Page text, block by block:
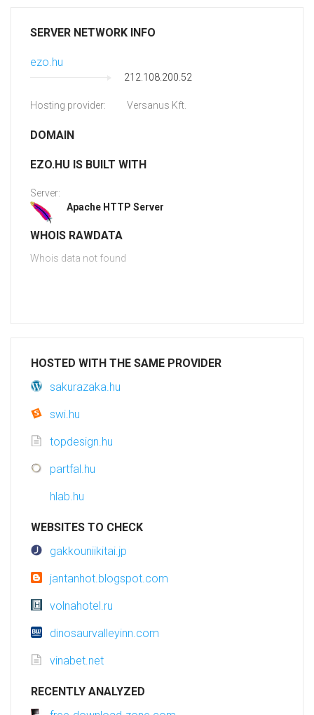
SERVER NETWORK INFO
ezo.hu
212.108.200.52
Hosting provider: Versanus Kft.
DOMAIN
EZO.HU IS BUILT WITH
Server:
Apache HTTP Server
WHOIS RAWDATA
Whois data not found
HOSTED WITH THE SAME PROVIDER
sakurazaka.hu
swi.hu
topdesign.hu
partfal.hu
hlab.hu
WEBSITES TO CHECK
gakkouniikitai.jp
jantanhot.blogspot.com
volnahotel.ru
dinosaurvalleyinn.com
vinabet.net
RECENTLY ANALYZED